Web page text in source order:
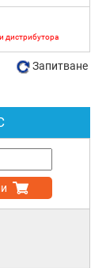
дистрибутора
Запитване